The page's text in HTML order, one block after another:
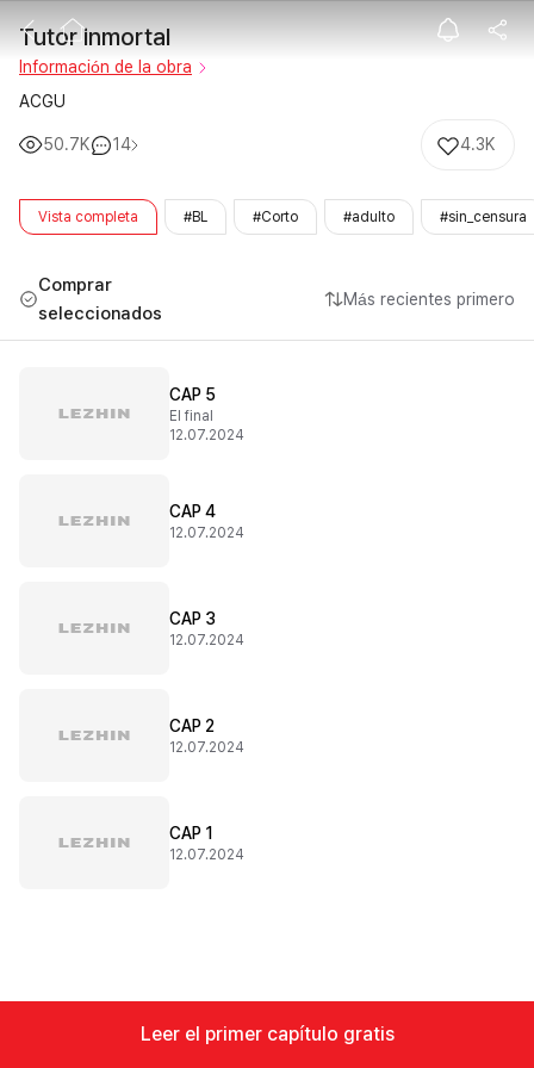
Tutor inmortal
Tutor inmortal
Información de la obra
ACGU
50.7K 14 4.3K
Vista completa #BL #Corto #adulto #sin_censura
Comprar
seleccionados
Más recientes primero
CAP 5
El final
12.07.2024
CAP 4
12.07.2024
CAP 3
12.07.2024
CAP 2
12.07.2024
CAP 1
12.07.2024
Leer el primer capítulo gratis